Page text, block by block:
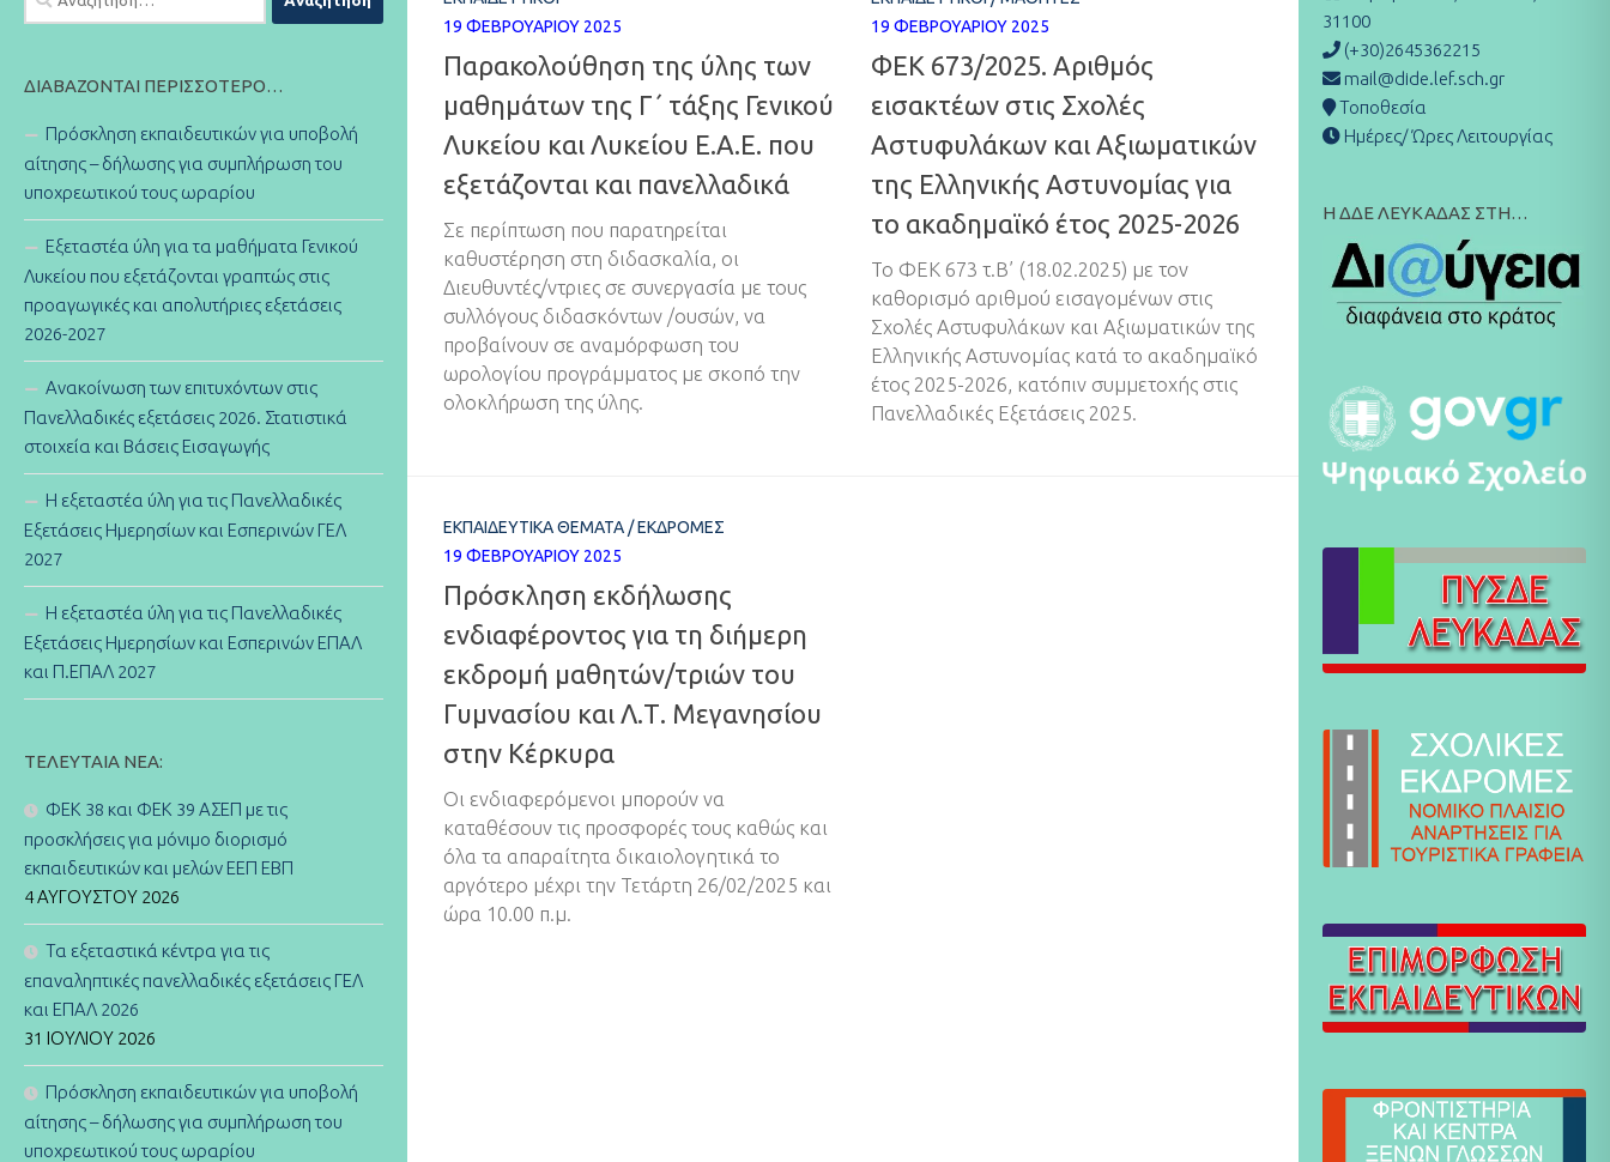
19 ΦΕΒΡΟΥΑΡΊΟΥ 2025
Παρακολούθηση της ύλης των
μαθημάτων της Γ΄ τάξης Γενικού
Λυκείου και Λυκείου Ε.Α.Ε. που
εξετάζονται και πανελλαδικά
Σε περίπτωση που παρατηρείται
καθυστέρηση στη διδασκαλία, οι
Διευθυντές/ντριες σε συνεργασία με τους
συλλόγους διδασκόντων /ουσών, να
προβαίνουν σε αναμόρφωση του
ωρολογίου προγράμματος με σκοπό την
ολοκλήρωση της ύλης.
19 ΦΕΒΡΟΥΑΡΊΟΥ 2025
ΦΕΚ 673/2025. Αριθμός
εισακτέων στις Σχολές
Αστυφυλάκων και Αξιωματικών
της Ελληνικής Αστυνομίας για
το ακαδημαϊκό έτος 2025-2026
Το ΦΕΚ 673 τ.Β’ (18.02.2025) με τον
καθορισμό αριθμού εισαγομένων στις
Σχολές Αστυφυλάκων και Αξιωματικών της
Ελληνικής Αστυνομίας κατά το ακαδημαϊκό
έτος 2025-2026, κατόπιν συμμετοχής στις
Πανελλαδικές Εξετάσεις 2025.
ΕΚΠΑΙΔΕΥΤΙΚΆ ΘΈΜΑΤΑ /ΕΚΔΡΟΜΈΣ
19 ΦΕΒΡΟΥΑΡΊΟΥ 2025
Πρόσκληση εκδήλωσης
ενδιαφέροντος για τη διήμερη
εκδρομή μαθητών/τριών του
Γυμνασίου και Λ.Τ. Μεγανησίου
στην Κέρκυρα
Οι ενδιαφερόμενοι μπορούν να
καταθέσουν τις προσφορές τους καθώς και
όλα τα απαραίτητα δικαιολογητικά το
αργότερο μέχρι την Τετάρτη 26/02/2025 και
ώρα 10.00 π.μ.
για:
ΔΙΑΒΆΖΟΝΤΑΙ ΠΕΡΙΣΣΌΤΕΡΟ…
Πρόσκληση εκπαιδευτικών για υποβολή
αίτησης – δήλωσης για συμπλήρωση του
υποχρεωτικού τους ωραρίου
Εξεταστέα ύλη για τα μαθήματα Γενικού
Λυκείου που εξετάζονται γραπτώς στις
προαγωγικές και απολυτήριες εξετάσεις
2026-2027
Ανακοίνωση των επιτυχόντων στις
Πανελλαδικές εξετάσεις 2026. Στατιστικά
στοιχεία και Βάσεις Εισαγωγής
Η εξεταστέα ύλη για τις Πανελλαδικές
Εξετάσεις Ημερησίων και Εσπερινών ΓΕΛ
2027
Η εξεταστέα ύλη για τις Πανελλαδικές
Εξετάσεις Ημερησίων και Εσπερινών ΕΠΑΛ
και Π.ΕΠΑΛ 2027
ΤΕΛΕΥΤΑΊΑ ΝΈΑ:
ΦΕΚ 38 και ΦΕΚ 39 ΑΣΕΠ με τις
προσκλήσεις για μόνιμο διορισμό
εκπαιδευτικών και μελών ΕΕΠ ΕΒΠ
4 ΑΥΓΟΎΣΤΟΥ 2026
Τα εξεταστικά κέντρα για τις
επαναληπτικές πανελλαδικές εξετάσεις ΓΕΛ
και ΕΠΑΛ 2026
31 ΙΟΥΛΊΟΥ 2026
Πρόσκληση εκπαιδευτικών για υποβολή
αίτησης – δήλωσης για συμπλήρωση του
υποχρεωτικού τους ωραρίου
31100
(+30)2645362215
mail@dide.lef.sch.gr
Τοποθεσία
Ημέρες/ Ώρες Λειτουργίας
Η ΔΔΕ ΛΕΥΚΑΔΑΣ ΣΤΗ…